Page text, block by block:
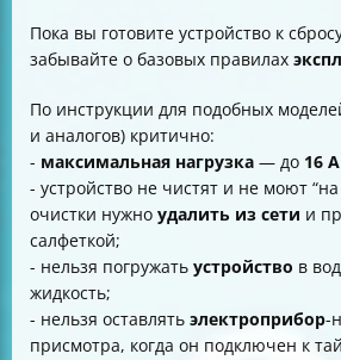
Пока вы готовите устройство к
забывайте о базовых правилах
По инструкции для подобных
и аналогов) критично:
- максимальная нагрузка — до 16 А
- устройство не чистят и не моют “на
очистки нужно удалить из сети и
салфеткой;
- нельзя погружать устройство в
жидкость;
- нельзя оставлять электроприбор-
присмотра, когда он подключен к